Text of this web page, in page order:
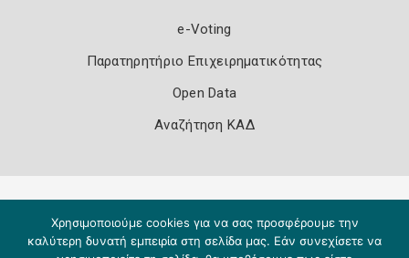
e-Voting
Παρατηρητήριο Επιχειρηματικότητας
Open Data
Αναζήτηση ΚΑΔ
Χρησιμοποιούμε cookies για να σας προσφέρουμε την
καλύτερη δυνατή εμπειρία στη σελίδα μας. Εάν συνεχίσετε να
Copyright 2026 Knowledge A.E.